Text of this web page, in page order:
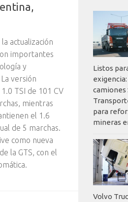
actualización
importantes
y
versión
TSI de 101 CV
mientras
el 1.6
de 5 marchas.
como nueva
la GTS, con el
Listos
camiones
para
mineras
Volvo